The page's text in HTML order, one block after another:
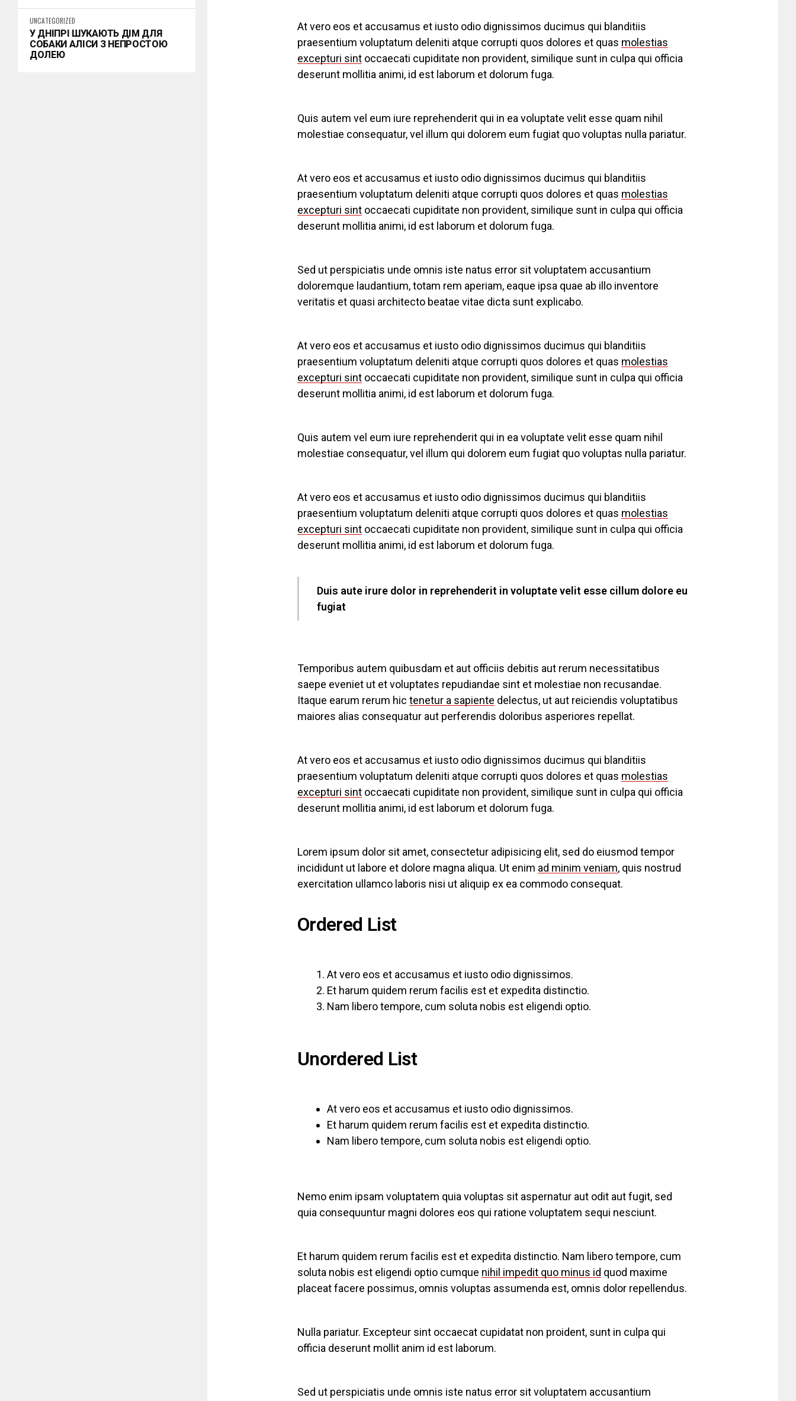
UNCATEGORIZED
У ДНІПРІ ШУКАЮТЬ ДІМ ДЛЯ
СОБАКИ АЛІСИ З НЕПРОСТОЮ
ДОЛЕЮ
At vero eos et accusamus et iusto odio dignissimos ducimus qui blanditiis
praesentium voluptatum deleniti atque corrupti quos dolores et quas molestias
excepturi sint occaecati cupiditate non provident, similique sunt in culpa qui officia
deserunt mollitia animi, id est laborum et dolorum fuga.
Quis autem vel eum iure reprehenderit qui in ea voluptate velit esse quam nihil
molestiae consequatur, vel illum qui dolorem eum fugiat quo voluptas nulla pariatur.
At vero eos et accusamus et iusto odio dignissimos ducimus qui blanditiis
praesentium voluptatum deleniti atque corrupti quos dolores et quas molestias
excepturi sint occaecati cupiditate non provident, similique sunt in culpa qui officia
deserunt mollitia animi, id est laborum et dolorum fuga.
Sed ut perspiciatis unde omnis iste natus error sit voluptatem accusantium
doloremque laudantium, totam rem aperiam, eaque ipsa quae ab illo inventore
veritatis et quasi architecto beatae vitae dicta sunt explicabo.
At vero eos et accusamus et iusto odio dignissimos ducimus qui blanditiis
praesentium voluptatum deleniti atque corrupti quos dolores et quas molestias
excepturi sint occaecati cupiditate non provident, similique sunt in culpa qui officia
deserunt mollitia animi, id est laborum et dolorum fuga.
Quis autem vel eum iure reprehenderit qui in ea voluptate velit esse quam nihil
molestiae consequatur, vel illum qui dolorem eum fugiat quo voluptas nulla pariatur.
At vero eos et accusamus et iusto odio dignissimos ducimus qui blanditiis
praesentium voluptatum deleniti atque corrupti quos dolores et quas molestias
excepturi sint occaecati cupiditate non provident, similique sunt in culpa qui officia
deserunt mollitia animi, id est laborum et dolorum fuga.
Duis aute irure dolor in reprehenderit in voluptate velit esse cillum dolore eu
fugiat
Temporibus autem quibusdam et aut officiis debitis aut rerum necessitatibus
saepe eveniet ut et voluptates repudiandae sint et molestiae non recusandae.
Itaque earum rerum hic tenetur a sapiente delectus, ut aut reiciendis voluptatibus
maiores alias consequatur aut perferendis doloribus asperiores repellat.
At vero eos et accusamus et iusto odio dignissimos ducimus qui blanditiis
praesentium voluptatum deleniti atque corrupti quos dolores et quas molestias
excepturi sint occaecati cupiditate non provident, similique sunt in culpa qui officia
deserunt mollitia animi, id est laborum et dolorum fuga.
Lorem ipsum dolor sit amet, consectetur adipisicing elit, sed do eiusmod tempor
incididunt ut labore et dolore magna aliqua. Ut enim ad minim veniam, quis nostrud
exercitation ullamco laboris nisi ut aliquip ex ea commodo consequat.
Ordered List
At vero eos et accusamus et iusto odio dignissimos.
Et harum quidem rerum facilis est et expedita distinctio.
Nam libero tempore, cum soluta nobis est eligendi optio.
Unordered List
At vero eos et accusamus et iusto odio dignissimos.
Et harum quidem rerum facilis est et expedita distinctio.
Nam libero tempore, cum soluta nobis est eligendi optio.
Nemo enim ipsam voluptatem quia voluptas sit aspernatur aut odit aut fugit, sed
quia consequuntur magni dolores eos qui ratione voluptatem sequi nesciunt.
Et harum quidem rerum facilis est et expedita distinctio. Nam libero tempore, cum
soluta nobis est eligendi optio cumque nihil impedit quo minus id quod maxime
placeat facere possimus, omnis voluptas assumenda est, omnis dolor repellendus.
Nulla pariatur. Excepteur sint occaecat cupidatat non proident, sunt in culpa qui
officia deserunt mollit anim id est laborum.
Sed ut perspiciatis unde omnis iste natus error sit voluptatem accusantium